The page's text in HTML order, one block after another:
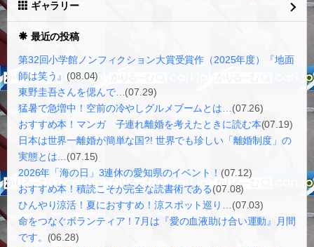
ギャラリー
最近の投稿
第32回小学館ノンフィクション大賞受賞作（2025年度）『地面
師は笑う』(08.04)
東野圭吾さんを偲んで… (07.29)
猛暑で急増中！空前の冷やしグルメブームとは… (07.26)
おすすめ本！マンガ 子連れ離婚を考えたときに読む本(07.19)
日本は世界一離婚が簡単な国?! 世界でも珍しい「離婚制度」の
実態とは… (07.15)
2026年「海の日」3連休の愛知県のイベント！ (07.12)
おすすめ本！積読こそが完全な読書術である(07.08)
ひんやり涼活！夏におすすめ！涼スポット巡り… (07.03)
命をつなぐボランティア！7月は『愛の血液助け合い運動』月間
です。 (06.28)